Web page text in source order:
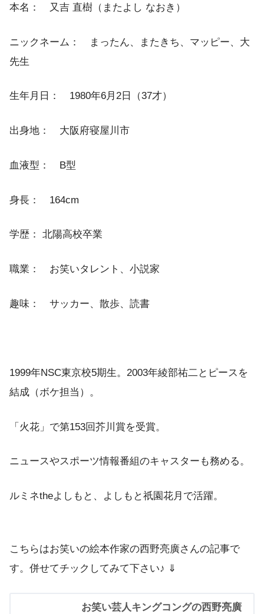
本名： 又吉 直樹（またよし なおき）
ニックネーム： まったん、またきち、マッピー、大
先生
生年月日： 1980年6月2日（37才）
出身地： 大阪府寝屋川市
血液型： B型
身長： 164cm
学歴： 北陽高校卒業
職業： お笑いタレント、小説家
趣味： サッカー、散歩、読書
1999年NSC東京校5期生。2003年綾部祐二とピースを
結成（ボケ担当）。
「火花」で第153回芥川賞を受賞。
ニュースやスポーツ情報番組のキャスターも務める。
ルミネtheよしもと、よしもと祇園花月で活躍。
こちらはお笑いの絵本作家の西野亮廣さんの記事で
す。併せてチックしてみて下さい♪ ⇓
お笑い芸人キングコングの西野亮廣